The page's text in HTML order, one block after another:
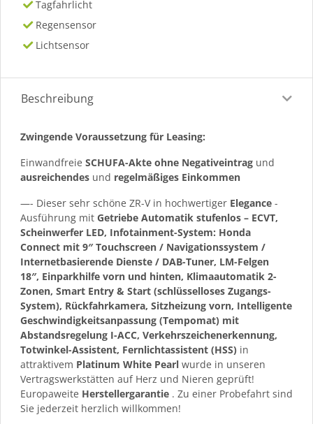
Tagfahrlicht
Regensensor
Lichtsensor
Beschreibung
Zwingende Voraussetzung für Leasing:
Einwandfreie SCHUFA-Akte ohne Negativeintrag und
ausreichendes und regelmäßiges Einkommen
—- Dieser sehr schöne ZR-V in hochwertiger Elegance -
Ausführung mit Getriebe Automatik stufenlos – ECVT,
Scheinwerfer LED, Infotainment-System: Honda
Connect mit 9″ Touchscreen / Navigationssystem /
Internetbasierende Dienste / DAB-Tuner, LM-Felgen
18″, Einparkhilfe vorn und hinten, Klimaautomatik 2-
Zonen, Smart Entry & Start (schlüsselloses Zugangs-
System), Rückfahrkamera, Sitzheizung vorn, Intelligente
Geschwindigkeitsanpassung (Tempomat) mit
Abstandsregelung I-ACC, Verkehrszeichenerkennung,
Totwinkel-Assistent, Fernlichtassistent (HSS) in
attraktivem Platinum White Pearl wurde in unseren
Vertragswerkstätten auf Herz und Nieren geprüft!
Europaweite Herstellergarantie . Zu einer Probefahrt sind
Sie jederzeit herzlich willkommen!